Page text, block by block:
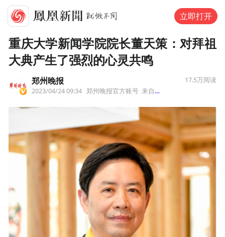
立即打开
重庆大学新闻学院院长董天策：对拜祖
大典产生了强烈的心灵共鸣
郑州晚报
2023/04/24 09:34 郑州晚报官方账号 来自北京
17.5万阅读